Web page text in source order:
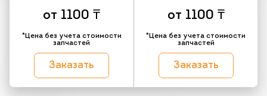
от 1100 ₸
*Цена без учета стоимости
запчастей
Заказать
от 1100 ₸
*Цена без учета стоимости
запчастей
Заказать